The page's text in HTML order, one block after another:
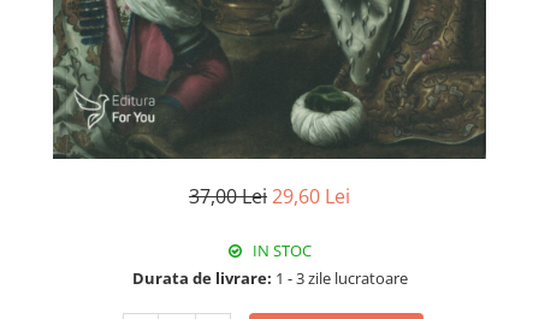
37,00 Lei29,60 Lei
IN STOC
Durata de livrare: 1 - 3 zile lucratoare